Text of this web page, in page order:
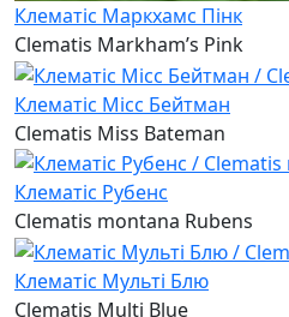
Клематіс Маркхамс Пінк
Clematis Markham’s Pink
Клематіс Місс Бейтман
Clematis Miss Bateman
Клематіс Рубенс
Clematis montana Rubens
Клематіс Мульті Блю
Clematis Multi Blue